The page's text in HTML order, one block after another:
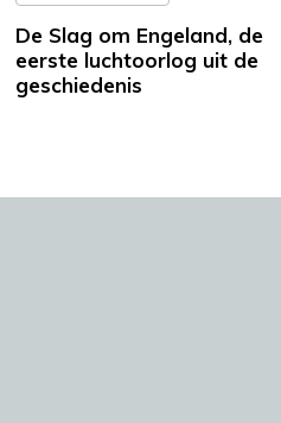
De Slag om Engeland, de
eerste luchtoorlog uit de
geschiedenis